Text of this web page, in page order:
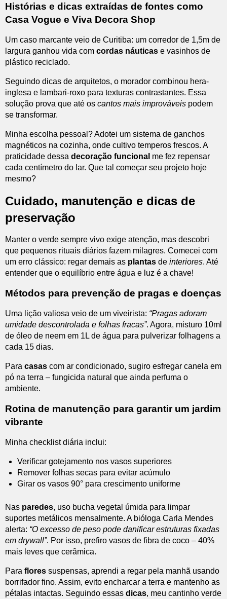
Histórias e dicas extraídas de fontes como
Casa Vogue e Viva Decora Shop
Um caso marcante veio de Curitiba: um corredor de 1,5m de
largura ganhou vida com cordas náuticas e vasinhos de
plástico reciclado.
Seguindo dicas de arquitetos, o morador combinou hera-
inglesa e lambari-roxo para texturas contrastantes. Essa
solução prova que até os cantos mais improváveis podem
se transformar.
Minha escolha pessoal? Adotei um sistema de ganchos
magnéticos na cozinha, onde cultivo temperos frescos. A
praticidade dessa decoração funcional me fez repensar
cada centímetro do lar. Que tal começar seu projeto hoje
mesmo?
Cuidado, manutenção e dicas de
preservação
Manter o verde sempre vivo exige atenção, mas descobri
que pequenos rituais diários fazem milagres. Comecei com
um erro clássico: regar demais as plantas de interiores. Até
entender que o equilíbrio entre água e luz é a chave!
Métodos para prevenção de pragas e doenças
Uma lição valiosa veio de um viveirista: “Pragas adoram
umidade descontrolada e folhas fracas”. Agora, misturo 10ml
de óleo de neem em 1L de água para pulverizar folhagens a
cada 15 dias.
Para casas com ar condicionado, sugiro esfregar canela em
pó na terra – fungicida natural que ainda perfuma o
ambiente.
Rotina de manutenção para garantir um jardim
vibrante
Minha checklist diária inclui:
Verificar gotejamento nos vasos superiores
Remover folhas secas para evitar acúmulo
Girar os vasos 90° para crescimento uniforme
Nas paredes, uso bucha vegetal úmida para limpar
suportes metálicos mensalmente. A bióloga Carla Mendes
alerta: “O excesso de peso pode danificar estruturas fixadas
em drywall”. Por isso, prefiro vasos de fibra de coco – 40%
mais leves que cerâmica.
Para flores suspensas, aprendi a regar pela manhã usando
borrifador fino. Assim, evito encharcar a terra e mantenho as
pétalas intactas. Seguindo essas dicas, meu cantinho verde